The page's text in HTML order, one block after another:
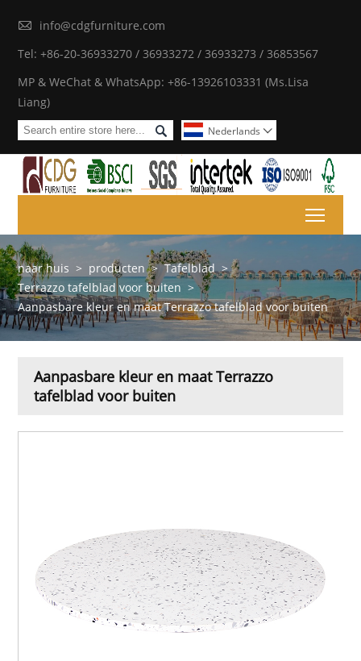

info@cdgfurniture.com
Tel: +86-20-36933270 / 36933272 / 36933273 / 36853567
MP & WeChat & WhatsApp: +86-13926103331 (Ms.Lisa
Liang)
 Nederlands 
naar huis > producten > Tafelblad >
Terrazzo tafelblad voor buiten >
Aanpasbare kleur en maat Terrazzo tafelblad voor buiten
Aanpasbare kleur en maat Terrazzo
tafelblad voor buiten